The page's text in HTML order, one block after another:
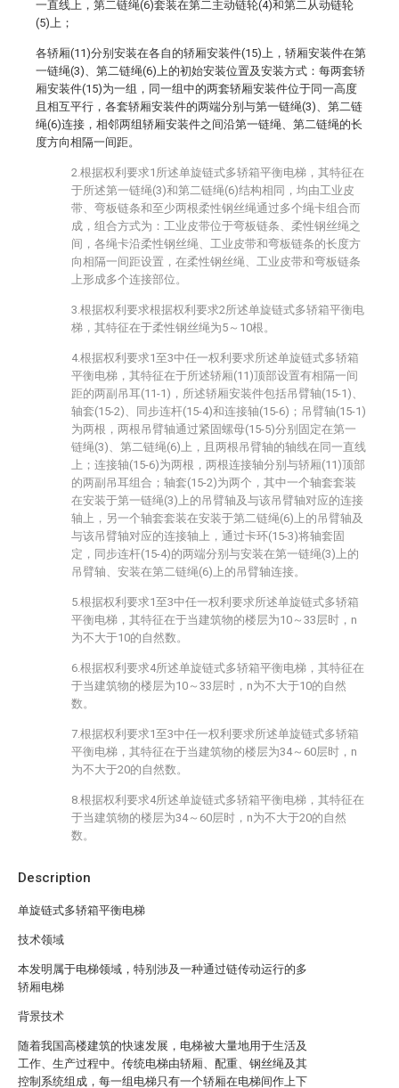
Description
单旋链式多轿箱平衡电梯
技术领域
本发明属于电梯领域，特别涉及一种通过链传动运行的多
轿厢电梯
背景技术
随着我国高楼建筑的快速发展，电梯被大量地用于生活及
工作、生产过程中。传统电梯由轿厢、配重、钢丝绳及其
控制系统组成，每一组电梯只有一个轿厢在电梯间作上下
一直线上，第二链绳(6)套装在第二主动链轮(4)和第二从动链轮
(5)上；
各轿厢(11)分别安装在各自的轿厢安装件(15)上，轿厢安装件在第
一链绳(3)、第二链绳(6)上的初始安装位置及安装方式：每两套轿
厢安装件(15)为一组，同一组中的两套轿厢安装件位于同一高度
且相互平行，各套轿厢安装件的两端分别与第一链绳(3)、第二链
绳(6)连接，相邻两组轿厢安装件之间沿第一链绳、第二链绳的长
度方向相隔一间距。
2.根据权利要求1所述单旋链式多轿箱平衡电梯，其特征在
于所述第一链绳(3)和第二链绳(6)结构相同，均由工业皮
带、弯板链条和至少两根柔性钢丝绳通过多个绳卡组合而
成，组合方式为：工业皮带位于弯板链条、柔性钢丝绳之
间，各绳卡沿柔性钢丝绳、工业皮带和弯板链条的长度方
向相隔一间距设置，在柔性钢丝绳、工业皮带和弯板链条
上形成多个连接部位。
3.根据权利要求根据权利要求2所述单旋链式多轿箱平衡电
梯，其特征在于柔性钢丝绳为5～10根。
4.根据权利要求1至3中任一权利要求所述单旋链式多轿箱
平衡电梯，其特征在于所述轿厢(11)顶部设置有相隔一间
距的两副吊耳(11-1)，所述轿厢安装件包括吊臂轴(15-1)、
轴套(15-2)、同步连杆(15-4)和连接轴(15-6)；吊臂轴(15-1)
为两根，两根吊臂轴通过紧固螺母(15-5)分别固定在第一
链绳(3)、第二链绳(6)上，且两根吊臂轴的轴线在同一直线
上；连接轴(15-6)为两根，两根连接轴分别与轿厢(11)顶部
的两副吊耳组合；轴套(15-2)为两个，其中一个轴套套装
在安装于第一链绳(3)上的吊臂轴及与该吊臂轴对应的连接
轴上，另一个轴套套装在安装于第二链绳(6)上的吊臂轴及
与该吊臂轴对应的连接轴上，通过卡环(15-3)将轴套固
定，同步连杆(15-4)的两端分别与安装在第一链绳(3)上的
吊臂轴、安装在第二链绳(6)上的吊臂轴连接。
5.根据权利要求1至3中任一权利要求所述单旋链式多轿箱
平衡电梯，其特征在于当建筑物的楼层为10～33层时，n
为不大于10的自然数。
6.根据权利要求4所述单旋链式多轿箱平衡电梯，其特征在
于当建筑物的楼层为10～33层时，n为不大于10的自然
数。
7.根据权利要求1至3中任一权利要求所述单旋链式多轿箱
平衡电梯，其特征在于当建筑物的楼层为34～60层时，n
为不大于20的自然数。
8.根据权利要求4所述单旋链式多轿箱平衡电梯，其特征在
于当建筑物的楼层为34～60层时，n为不大于20的自然
数。